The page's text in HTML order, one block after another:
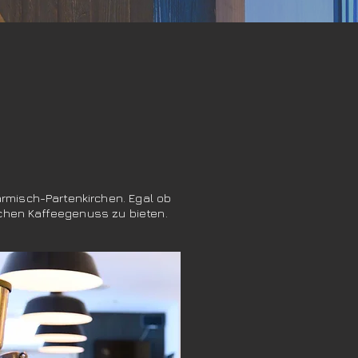
Partenkirchen. Egal ob
Kaffeegenuss zu bieten.